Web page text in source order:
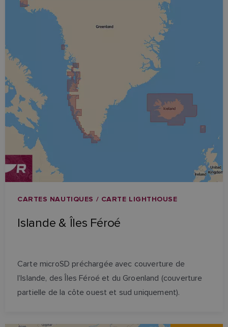
CARTES NAUTIQUES / CARTE LIGHTHOUSE
Islande & Îles Féroé
Carte microSD préchargée avec couverture de
l’Islande, des Îles Féroé et du Groenland (couverture
partielle de la côte ouest et sud uniquement).